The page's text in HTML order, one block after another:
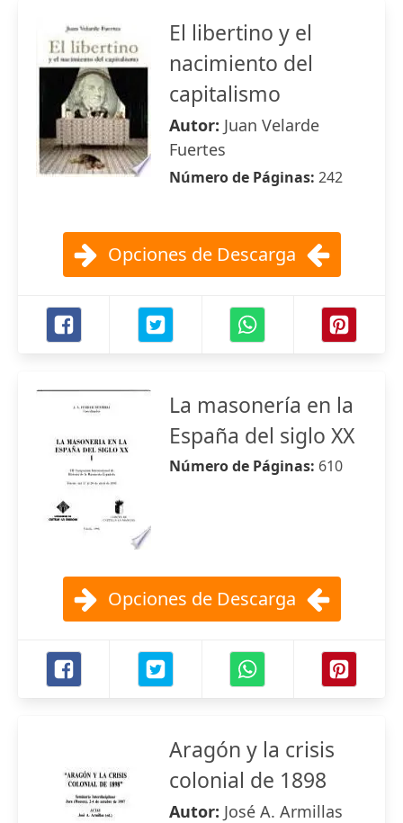
El libertino y el
nacimiento del
capitalismo
Autor: Juan Velarde
Fuertes
Número de Páginas: 242
Opciones de Descarga
La masonería en la
España del siglo XX
Número de Páginas: 610
Opciones de Descarga
Aragón y la crisis
colonial de 1898
Autor: José A. Armillas